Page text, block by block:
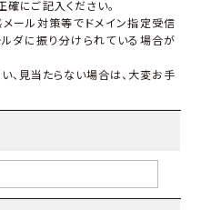
にご記入ください。
ール対策等でドメイン指定受信
ダに振り分けられている場合が
、見当たらない場合は、大変お手